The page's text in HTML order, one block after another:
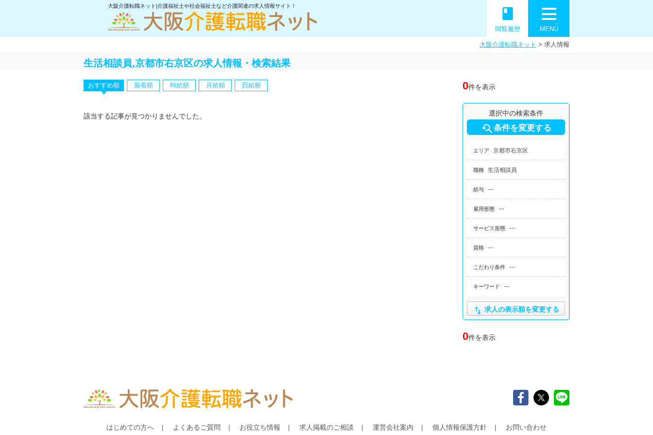
大阪介護転職ネット|介護福祉士や社会福祉士など介護関連の求人情報サイト！
MENU
book
閲覧履歴
大阪介護転職ネット > 求人情報
生活相談員,京都市右京区の求人情報・検索結果
0件を表示
おすすめ順 新着順 時給順 月給順 日給順
選択中の検索条件
条件を変更する
エリア 京都市右京区
職種 生活相談員
給与 ---
雇用形態 ---
サービス形態 ---
資格 ---
こだわり条件 ---
キーワード ---
 求人の表示順を変更する
該当する記事が見つかりませんでした。
0件を表示
はじめての方へ よくあるご質問 お役立ち情報 求人掲載のご相談 運営会社案内 個人情報保護方針 お問い合わせ